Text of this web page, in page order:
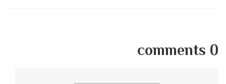
0 comments